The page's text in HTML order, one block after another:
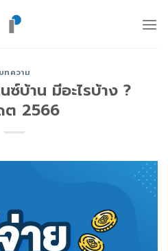
บทความ
ซ์บ้าน มีอะไรบ้าง ?
ต 2566